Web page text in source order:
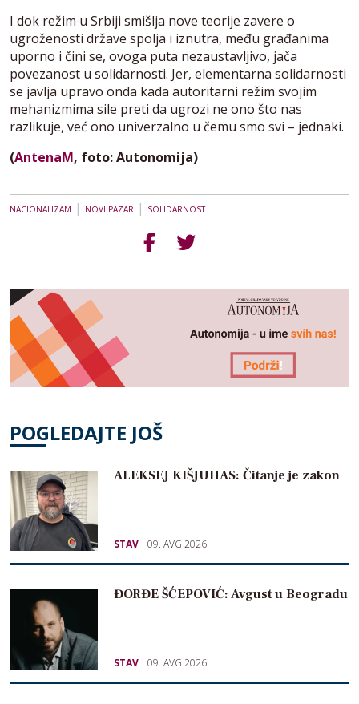
I dok režim u Srbiji smišlja nove teorije zavere o
ugroženosti države spolja i iznutra, među građanima
uporno i čini se, ovoga puta nezaustavljivo, jača
povezanost u solidarnosti. Jer, elementarna solidarnosti
se javlja upravo onda kada autoritarni režim svojim
mehanizmima sile preti da ugrozi ne ono što nas
razlikuje, već ono univerzalno u čemu smo svi – jednaki.
(AntenaM, foto: Autonomija)
NACIONALIZAM | NOVI PAZAR | SOLIDARNOST
POGLEDAJTE JOŠ
ALEKSEJ KIŠJUHAS: Čitanje je zakon
STAV 09. AVG 2026
ĐORĐE ŠĆEPOVIĆ: Avgust u Beogradu
STAV 09. AVG 2026